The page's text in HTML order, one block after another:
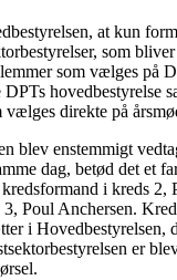
at kun
som
som vælges på
hovedbestyrelse
vælges direkte på
blev enstemmigt
dag, betød det et
i kreds 2,
Poul Anchersen.
i Hovedbestyrelsen,
er